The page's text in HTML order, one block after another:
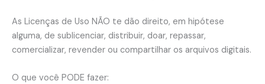
As Licenças de Uso NÃO te dão direito, em hipótese
alguma, de sublicenciar, distribuir, doar, repassar,
comercializar, revender ou compartilhar os arquivos digitais.
O que você PODE fazer: